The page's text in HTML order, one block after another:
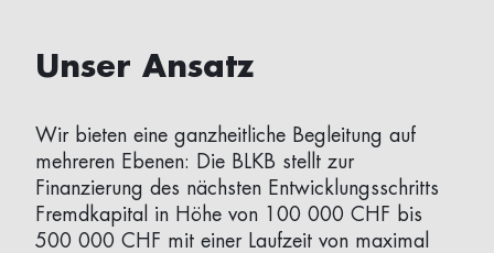
Unser Ansatz
Wir bieten eine ganzheitliche Begleitung auf
mehreren Ebenen: Die BLKB stellt zur
Finanzierung des nächsten Entwicklungsschritts
Fremdkapital in Höhe von 100 000 CHF bis
500 000 CHF mit einer Laufzeit von maximal